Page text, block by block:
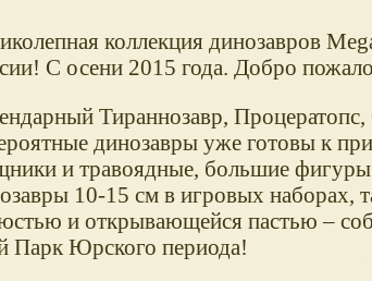
коллекция динозавров
С осени 2015 года. Добро
Тираннозавр, Процератопс,
динозавры уже готовы к
и травоядные, большие
10-15 см в игровых наборах,
и открывающейся пастью –
Парк Юрского периода!